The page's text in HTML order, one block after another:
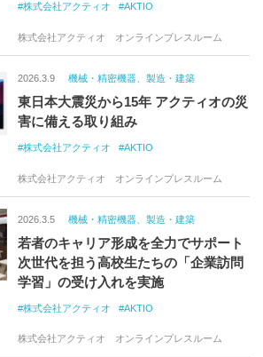
株式会社アクティオ AKTIO
株式会社アクティオ オンラインプレスルーム
2026.3.9 機械・精密機器、製造・建築
東日本大震災から15年 アクティオの災
害に備える取り組み
株式会社アクティオ AKTIO
株式会社アクティオ オンラインプレスルーム
2026.3.5 機械・精密機器、製造・建築
若者のキャリア形成を全力でサポート
次世代を担う高校生たちの「企業訪問
学習」の受け入れを実施
株式会社アクティオ AKTIO
株式会社アクティオ オンラインプレスルーム